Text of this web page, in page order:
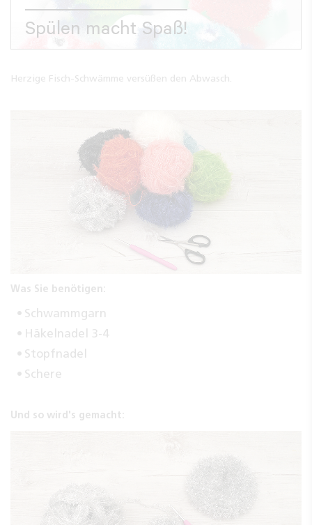
Spülen macht Spaß!
Herzige Fisch-Schwämme versüßen den Abwasch.
Was Sie benötigen:
Schwammgarn
Häkelnadel 3-4
Stopfnadel
Schere
Und so wird's gemacht: